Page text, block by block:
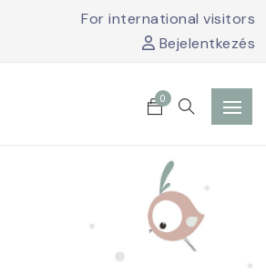
For international visitors
Bejelentkezés
0